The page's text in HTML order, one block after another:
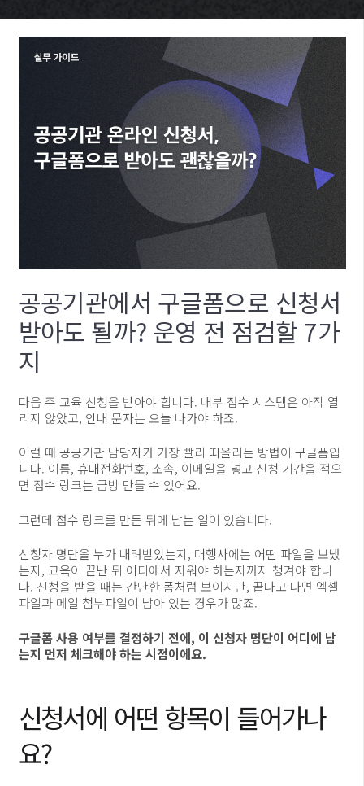
공공기관에서 구글폼으로 신청서
받아도 될까? 운영 전 점검할 7가
지
다음 주 교육 신청을 받아야 합니다. 내부 접수 시스템은 아직 열
리지 않았고, 안내 문자는 오늘 나가야 하죠.
이럴 때 공공기관 담당자가 가장 빨리 떠올리는 방법이 구글폼입
니다. 이름, 휴대전화번호, 소속, 이메일을 넣고 신청 기간을 적으
면 접수 링크는 금방 만들 수 있어요.
그런데 접수 링크를 만든 뒤에 남는 일이 있습니다.
신청자 명단을 누가 내려받았는지, 대행사에는 어떤 파일을 보냈
는지, 교육이 끝난 뒤 어디에서 지워야 하는지까지 챙겨야 합니
다. 신청을 받을 때는 간단한 폼처럼 보이지만, 끝나고 나면 엑셀
파일과 메일 첨부파일이 남아 있는 경우가 많죠.
구글폼 사용 여부를 결정하기 전에, 이 신청자 명단이 어디에 남
는지 먼저 체크해야 하는 시점이에요.
신청서에 어떤 항목이 들어가나
요?